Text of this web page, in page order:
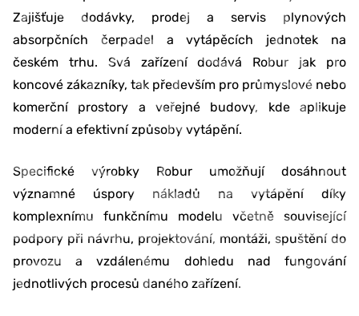
Zajišťuje dodávky, prodej a servis plynových
absorpčních čerpadel a vytápěcích jednotek na
českém trhu. Svá zařízení dodává Robur jak pro
koncové zákazníky, tak především pro průmyslové nebo
komerční prostory a veřejné budovy, kde aplikuje
moderní a efektivní způsoby vytápění.
Specifické výrobky Robur umožňují dosáhnout
významné úspory nákladů na vytápění díky
komplexnímu funkčnímu modelu včetně související
podpory při návrhu, projektování, montáži, spuštění do
provozu a vzdálenému dohledu nad fungování
jednotlivých procesů daného zařízení.